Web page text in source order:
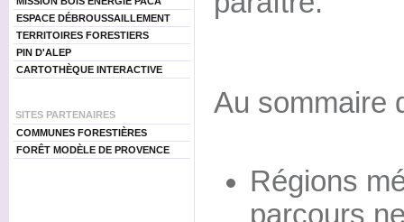
ESPACE DÉBROUSSAILLEMENT
TERRITOIRES FORESTIERS
PIN D'ALEP
CARTOTHÈQUE INTERACTIVE
SITES PARTENAIRES
COMMUNES FORESTIÈRES
FORÊT MODÈLE DE PROVENCE
Au sommaire
Régions
parcours